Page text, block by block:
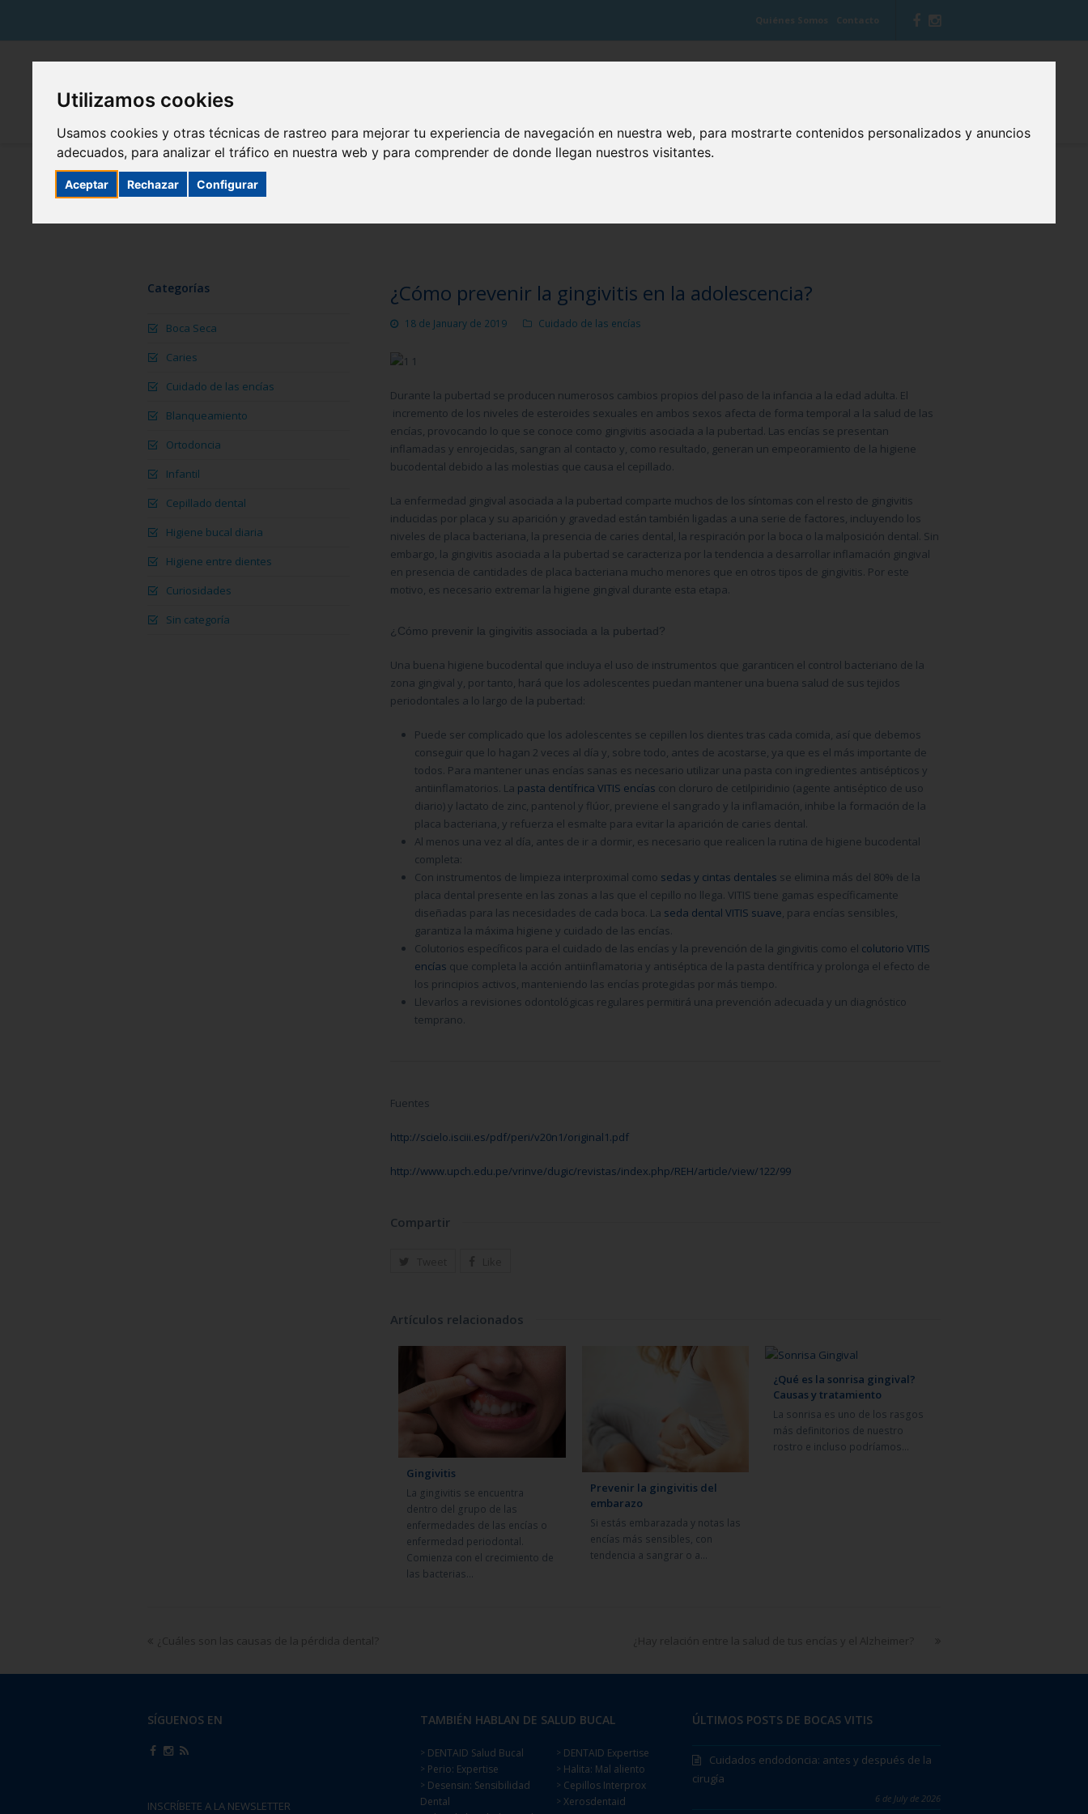
Utilizamos cookies
Usamos cookies y otras técnicas de rastreo para mejorar tu experiencia de navegación en nuestra web, para mostrarte contenidos personalizados y anuncios
adecuados, para analizar el tráfico en nuestra web y para comprender de donde llegan nuestros visitantes.
Aceptar Rechazar Configurar
Quiénes Somos Contacto
¿Cómo prevenir la gingivitis en la adolescencia?
18 de January de 2019 Cuidado de las encías
Durante la pubertad se producen numerosos cambios propios del paso de la infancia a la edad adulta. El
incremento de los niveles de esteroides sexuales en ambos sexos afecta de forma temporal a la salud de las
encías, provocando lo que se conoce como gingivitis asociada a la pubertad. Las encías se presentan
inflamadas y enrojecidas, sangran al contacto y, como resultado, generan un empeoramiento de la higiene
bucodental debido a las molestias que causa el cepillado.
La enfermedad gingival asociada a la pubertad comparte muchos de los síntomas con el resto de gingivitis
inducidas por placa y su aparición y gravedad están también ligadas a una serie de factores, incluyendo los
niveles de placa bacteriana, la presencia de caries dental, la respiración por la boca o la malposición dental. Sin
embargo, la gingivitis asociada a la pubertad se caracteriza por la tendencia a desarrollar inflamación gingival
en presencia de cantidades de placa bacteriana mucho menores que en otros tipos de gingivitis. Por este
motivo, es necesario extremar la higiene gingival durante esta etapa.
¿Cómo prevenir la gingivitis associada a la pubertad?
Una buena higiene bucodental que incluya el uso de instrumentos que garanticen el control bacteriano de la
zona gingival y, por tanto, hará que los adolescentes puedan mantener una buena salud de sus tejidos
periodontales a lo largo de la pubertad:
Puede ser complicado que los adolescentes se cepillen los dientes tras cada comida, así que debemos
conseguir que lo hagan 2 veces al día y, sobre todo, antes de acostarse, ya que es el más importante de
todos. Para mantener unas encías sanas es necesario utilizar una pasta con ingredientes antisépticos y
antiinflamatorios. La pasta dentífrica VITIS encías con cloruro de cetilpiridinio (agente antiséptico de uso
diario) y lactato de zinc, pantenol y flúor, previene el sangrado y la inflamación, inhibe la formación de la
placa bacteriana, y refuerza el esmalte para evitar la aparición de caries dental.
Al menos una vez al día, antes de ir a dormir, es necesario que realicen la rutina de higiene bucodental
completa:
Con instrumentos de limpieza interproximal como sedas y cintas dentales se elimina más del 80% de la
placa dental presente en las zonas a las que el cepillo no llega. VITIS tiene gamas específicamente
diseñadas para las necesidades de cada boca. La seda dental VITIS suave, para encías sensibles,
garantiza la máxima higiene y cuidado de las encías.
Colutorios específicos para el cuidado de las encías y la prevención de la gingivitis como el colutorio VITIS
encías que completa la acción antiinflamatoria y antiséptica de la pasta dentífrica y prolonga el efecto de
los principios activos, manteniendo las encías protegidas por más tiempo.
Llevarlos a revisiones odontológicas regulares permitirá una prevención adecuada y un diagnóstico
temprano.
Fuentes
http://scielo.isciii.es/pdf/peri/v20n1/original1.pdf
http://www.upch.edu.pe/vrinve/dugic/revistas/index.php/REH/article/view/122/99
Compartir
Artículos relacionados
Gingivitis
La gingivitis se encuentra
dentro del grupo de las
enfermedades de las encías o
enfermedad periodontal.
Comienza con el crecimiento de
las bacterias…
Prevenir la gingivitis del
embarazo
Si estás embarazada y notas las
encías más sensibles, con
tendencia a sangrar o a…
¿Qué es la sonrisa gingival?
Causas y tratamiento
La sonrisa es uno de los rasgos
más definitorios de nuestro
rostro e incluso podríamos…
Categorías
Boca Seca
Caries
Cuidado de las encías
Blanqueamiento
Ortodoncia
Infantil
Cepillado dental
Higiene bucal diaria
Higiene entre dientes
Curiosidades
Sin categoría
¿Cuáles son las causas de la pérdida dental? ¿Hay relación entre la salud de tus encías y el Alzheimer?
SÍGUENOS EN
INSCRÍBETE A LA NEWSLETTER
TAMBIÉN HABLAN DE SALUD BUCAL
> DENTAID Salud Bucal
> Perio: Expertise
> Desensin: Sensibilidad
Dental
> DENTAID Expertise
> Halita: Mal aliento
> Cepillos Interprox
> Xerosdentaid
ÚLTIMOS POSTS DE BOCAS VITIS
Cuidados endodoncia: antes y después de la
cirugía
6 de July de 2026